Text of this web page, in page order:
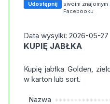
Udostępnij
swoim znajomym
Facebooku
Data wysylki: 2026-05-27
KUPIĘ JABŁKA
Kupię jabłka Golden,
w karton lub sort.
Nazwa